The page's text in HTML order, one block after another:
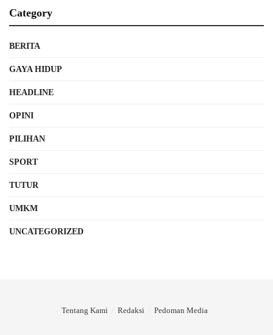
Category
BERITA
GAYA HIDUP
HEADLINE
OPINI
PILIHAN
SPORT
TUTUR
UMKM
UNCATEGORIZED
Tentang Kami Redaksi Pedoman Media